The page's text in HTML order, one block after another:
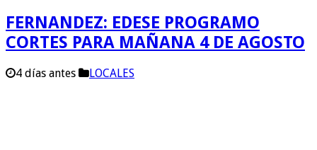
FERNANDEZ: EDESE PROGRAMO
CORTES PARA MAÑANA 4 DE AGOSTO
4 días antes LOCALES